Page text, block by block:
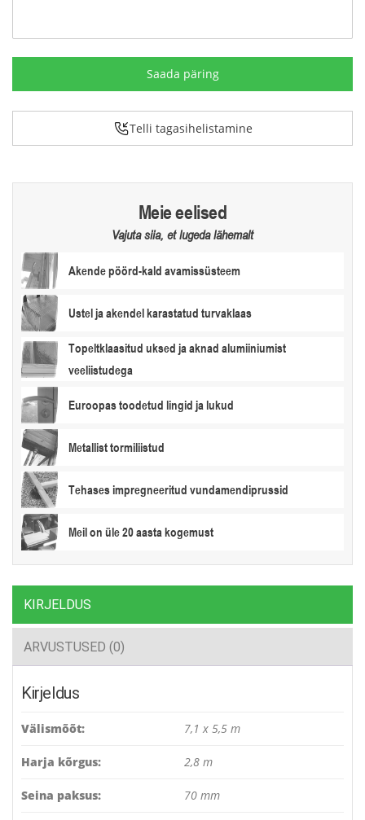
Telli tagasihelistamine
Meie eelised
Vajuta siia, et lugeda lähemalt
Akende pöörd-kald avamissüsteem
Ustel ja akendel karastatud turvaklaas
Topeltklaasitud uksed ja aknad alumiiniumist
veeliistudega
Euroopas toodetud lingid ja lukud
Metallist tormiliistud
Tehases impregneeritud vundamendiprussid
Meil on üle 20 aasta kogemust
KIRJELDUS
ARVUSTUSED (0)
Kirjeldus
Välismõõt: 7,1 x 5,5 m
Harja kõrgus: 2,8 m
Seina paksus: 70 mm